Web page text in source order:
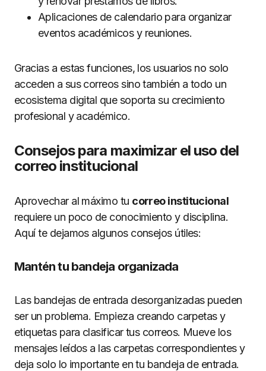
Aplicaciones de calendario para organizar
eventos académicos y reuniones.
Gracias a estas funciones, los usuarios no solo
acceden a sus correos sino también a todo un
ecosistema digital que soporta su crecimiento
profesional y académico.
Consejos para maximizar el uso del
correo institucional
Aprovechar al máximo tu correo institucional
requiere un poco de conocimiento y disciplina.
Aquí te dejamos algunos consejos útiles:
Mantén tu bandeja organizada
Las bandejas de entrada desorganizadas pueden
ser un problema. Empieza creando carpetas y
etiquetas para clasificar tus correos. Mueve los
mensajes leídos a las carpetas correspondientes y
deja solo lo importante en tu bandeja de entrada.